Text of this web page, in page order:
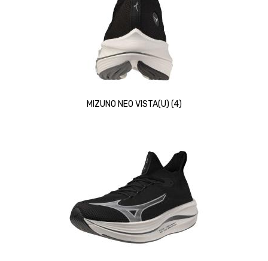
MIZUNO NEO VISTA(U) (4)